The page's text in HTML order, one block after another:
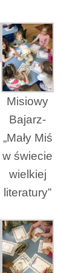
Misiowy
Bajarz-
„Mały Miś
w świecie
wielkiej
literatury”